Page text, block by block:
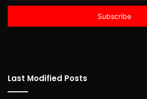
Email
Last Modified Posts